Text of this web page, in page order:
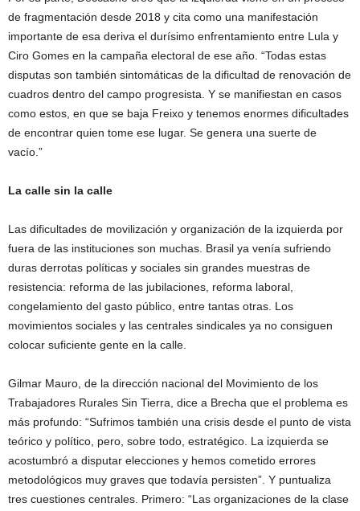
de fragmentación desde 2018 y cita como una manifestación
importante de esa deriva el durísimo enfrentamiento entre Lula y
Ciro Gomes en la campaña electoral de ese año. “Todas estas
disputas son también sintomáticas de la dificultad de renovación de
cuadros dentro del campo progresista. Y se manifiestan en casos
como estos, en que se baja Freixo y tenemos enormes dificultades
de encontrar quien tome ese lugar. Se genera una suerte de
vacío.”
La calle sin la calle
Las dificultades de movilización y organización de la izquierda por
fuera de las instituciones son muchas. Brasil ya venía sufriendo
duras derrotas políticas y sociales sin grandes muestras de
resistencia: reforma de las jubilaciones, reforma laboral,
congelamiento del gasto público, entre tantas otras. Los
movimientos sociales y las centrales sindicales ya no consiguen
colocar suficiente gente en la calle.
Gilmar Mauro, de la dirección nacional del Movimiento de los
Trabajadores Rurales Sin Tierra, dice a Brecha que el problema es
más profundo: “Sufrimos también una crisis desde el punto de vista
teórico y político, pero, sobre todo, estratégico. La izquierda se
acostumbró a disputar elecciones y hemos cometido errores
metodológicos muy graves que todavía persisten”. Y puntualiza
tres cuestiones centrales. Primero: “Las organizaciones de la clase